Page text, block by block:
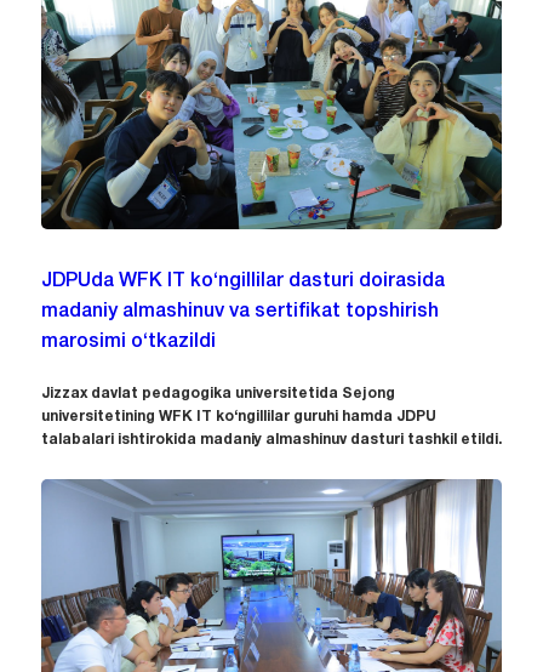
JDPUda WFK IT ko‘ngillilar dasturi doirasida
madaniy almashinuv va sertifikat topshirish
marosimi o‘tkazildi
Jizzax davlat pedagogika universitetida Sejong
universitetining WFK IT ko‘ngillilar guruhi hamda JDPU
talabalari ishtirokida madaniy almashinuv dasturi tashkil etildi.